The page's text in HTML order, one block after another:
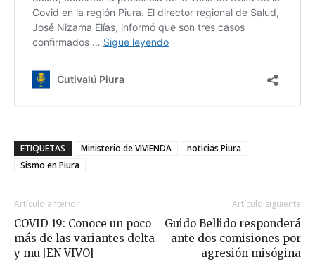
ETIQUETAS Ministerio de VIVIENDA
noticias Piura
Sismo en Piura
Artículo anterior
COVID 19: Conoce un poco
más de las variantes delta
y mu [EN VIVO]
Artículo siguiente
Guido Bellido responderá
ante dos comisiones por
agresión misógina